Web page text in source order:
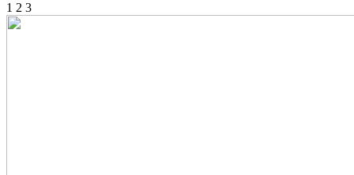
1 2 3